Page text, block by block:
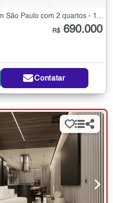
Apartamento à Venda no Jardim São Paulo com 2 quartos - 110 m²
R$ 690.000
Contatar